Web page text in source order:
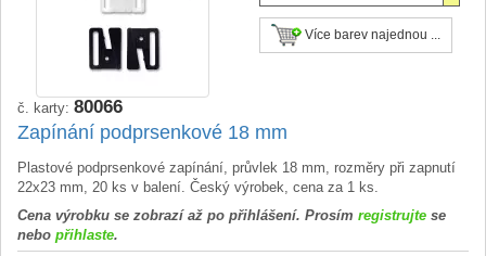
Více barev najednou ...
č. karty: 80066
Zapínání podprsenkové 18 mm
Plastové podprsenkové zapínání, průvlek 18 mm, rozměry při zapnutí
22x23 mm, 20 ks v balení. Český výrobek, cena za 1 ks.
Cena výrobku se zobrazí až po přihlášení. Prosím registrujte se
nebo přihlaste.